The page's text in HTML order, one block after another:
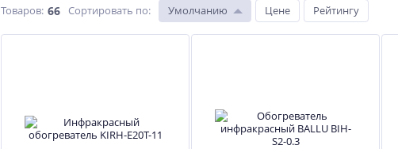
3 813 6 179руб.
Товаров: 66 Сортировать по: Умолчанию Цене Рейтингу